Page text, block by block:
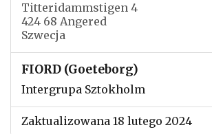
Titteridammstigen 4
424 68 Angered
Szwecja
FIORD (Goeteborg)
Intergrupa Sztokholm
Zaktualizowana 18 lutego 2024